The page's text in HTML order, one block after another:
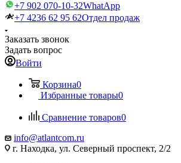
+7 902 070-10-32WhatApp
+7 4236 62 95 62Отдел продаж
Заказать звонок
Задать вопрос
Войти
Корзина0
Избранные товары0
Сравнение товаров0
info@atlantcom.ru
г. Находка, ул. Северный проспект, 2/2